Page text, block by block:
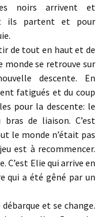
noirs arrivent et
ils partent et pour
de tout en haut et de
monde se retrouve sur
descente. En
fatigués et du coup
pour la descente: le
bras de liaison. C’est
le monde n’était pas
est à recommencer.
Elie qui arrive en
qui a été gêné par un
et se change.